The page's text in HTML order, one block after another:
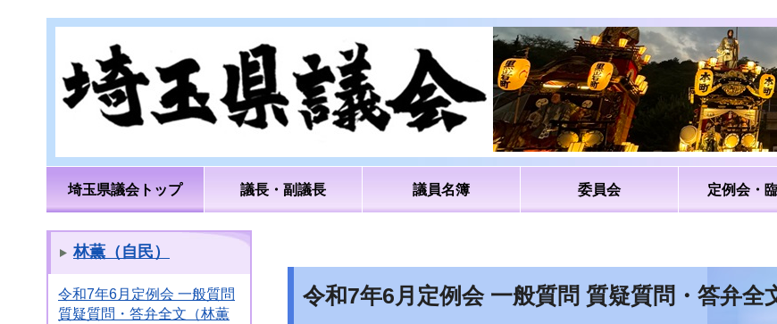
埼玉県議会トップ 議長・副議長 議員名簿 委員会 定例会・
林薫（自民）
令和7年6月定例会 一般質問
質疑質問・答弁全文（林薫
令和7年6月定例会 一般質問 質疑質問・答弁全